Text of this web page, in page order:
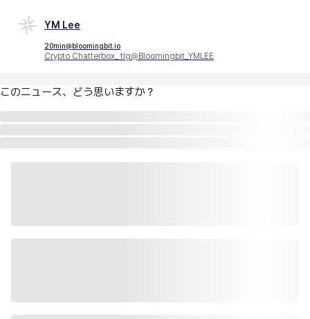
YM Lee
20min@bloomingbit.io
Crypto Chatterbox_ tlg@Bloomingbit_YMLEE
このニュース、どう思いますか？